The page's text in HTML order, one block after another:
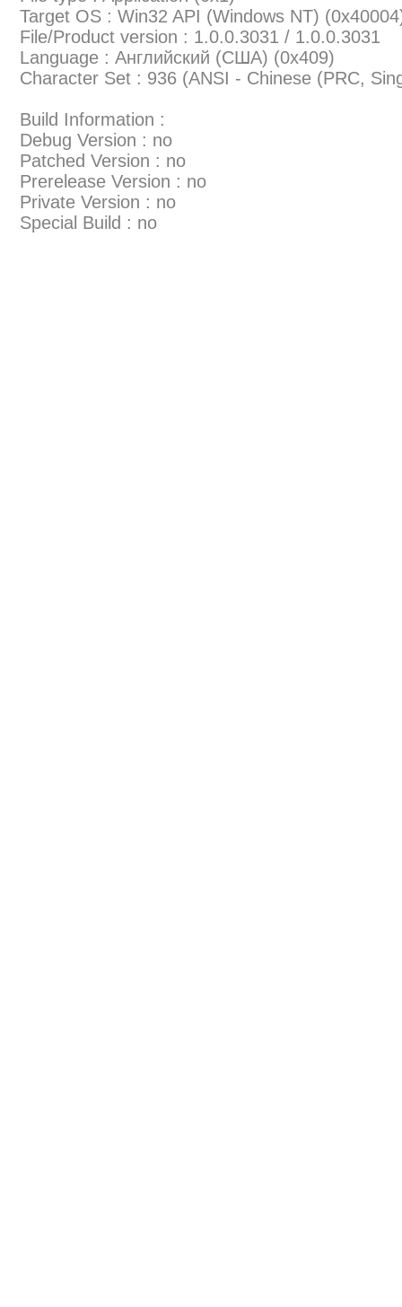
Target OS : Win32 API (Windows NT)
File/Product version : 1.0.0.3031 / 1.0.0.3031
Language : Английский (США) (0x409)
Character Set : 936 (ANSI - Chinese (PRC,
Build Information :
Debug Version : no
Patched Version : no
Prerelease Version : no
Private Version : no
Special Build : no